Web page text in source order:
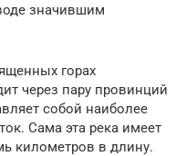
значившим
горах
через пару провинций
собой наиболее
Сама эта река имеет
километров в длину.